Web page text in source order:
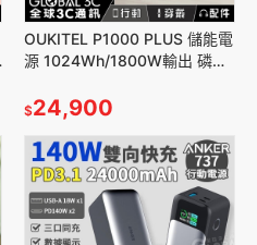
OUKITEL P1000 PLUS 儲能電
源 1024Wh/1800W輸出 磷酸
攤
$24,900